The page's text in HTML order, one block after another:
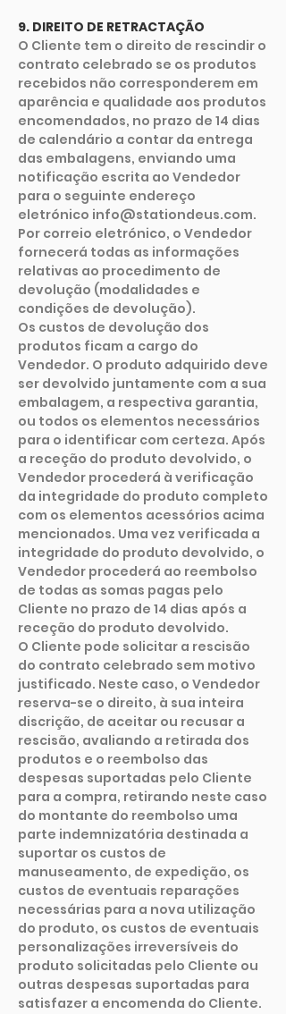
9. DIREITO DE RETRACTAÇÃO
O Cliente tem o direito de rescindir o
contrato celebrado se os produtos
recebidos não corresponderem em
aparência e qualidade aos produtos
encomendados, no prazo de 14 dias
de calendário a contar da entrega
das embalagens, enviando uma
notificação escrita ao Vendedor
para o seguinte endereço
eletrónico info@stationdeus.com.
Por correio eletrónico, o Vendedor
fornecerá todas as informações
relativas ao procedimento de
devolução (modalidades e
condições de devolução).
Os custos de devolução dos
produtos ficam a cargo do
Vendedor. O produto adquirido deve
ser devolvido juntamente com a sua
embalagem, a respectiva garantia,
ou todos os elementos necessários
para o identificar com certeza. Após
a receção do produto devolvido, o
Vendedor procederá à verificação
da integridade do produto completo
com os elementos acessórios acima
mencionados. Uma vez verificada a
integridade do produto devolvido, o
Vendedor procederá ao reembolso
de todas as somas pagas pelo
Cliente no prazo de 14 dias após a
receção do produto devolvido.
O Cliente pode solicitar a rescisão
do contrato celebrado sem motivo
justificado. Neste caso, o Vendedor
reserva-se o direito, à sua inteira
discrição, de aceitar ou recusar a
rescisão, avaliando a retirada dos
produtos e o reembolso das
despesas suportadas pelo Cliente
para a compra, retirando neste caso
do montante do reembolso uma
parte indemnizatória destinada a
suportar os custos de
manuseamento, de expedição, os
custos de eventuais reparações
necessárias para a nova utilização
do produto, os custos de eventuais
personalizações irreversíveis do
produto solicitadas pelo Cliente ou
outras despesas suportadas para
satisfazer a encomenda do Cliente.